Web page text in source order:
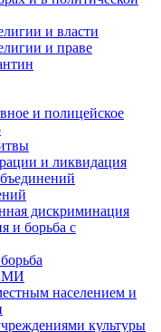
и власти
и праве
и полицейское
и ликвидация
дискриминация
и борьба с
населением и
культуры